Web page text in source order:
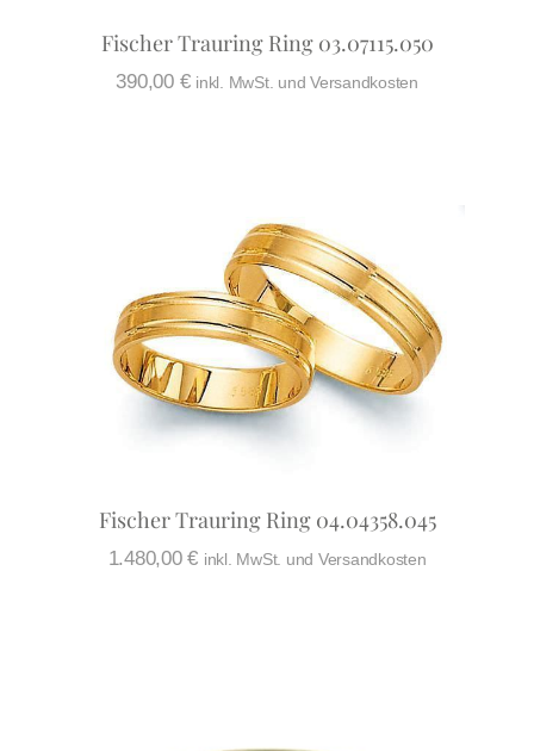
Fischer Trauring Ring 03.07115.050
390,00 € inkl. MwSt. und Versandkosten
Fischer Trauring Ring 04.04358.045
1.480,00€ inkl. MwSt. und Versandkosten